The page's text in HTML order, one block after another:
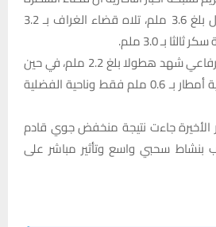
سجل أعلى معدل هطول بلغ 3.6 ملم، تلاه قضاء الغراف بـ 3.2
بـ 3.0 ملم.
وأضاف كريم أن قضاء الرفاعي شهد هطولا بلغ 2.2 ملم، في حين
سجل قضاء الناصرية كمية أمطار بـ 0.6 ملم فقط وناحية الفضلية
جاءت نتيجة منخفض جوي قادم
بنشاط سحبي واسع وتأثير مباشر على